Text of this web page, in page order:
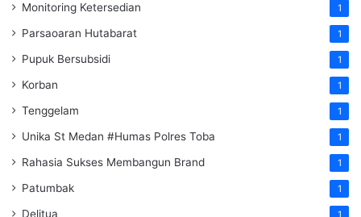
Monitoring Ketersedian 1
Parsaoaran Hutabarat 1
Pupuk Bersubsidi 1
Korban 1
Tenggelam 1
Unika St Medan #Humas Polres Toba 1
Rahasia Sukses Membangun Brand 1
Patumbak 1
Delitua